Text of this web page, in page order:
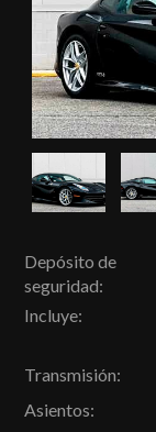
Depósito de
seguridad:
Incluye:
Transmisión:
Asientos: